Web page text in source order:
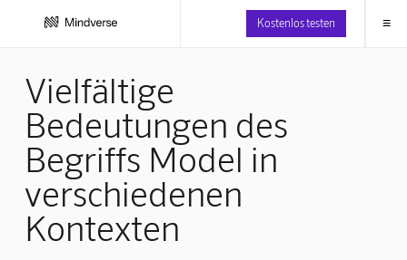
Kostenlos testen ≡
Vielfältige
Bedeutungen des
Begriffs Model in
verschiedenen
Kontexten